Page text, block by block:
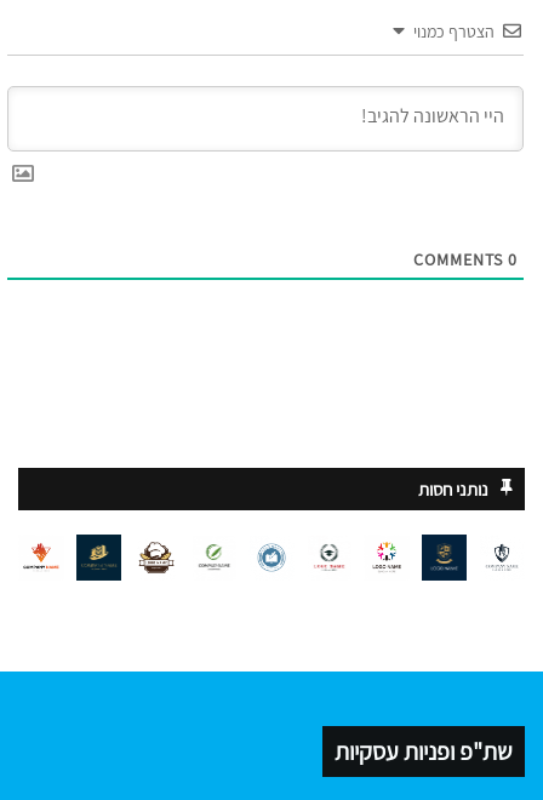
הצטרף כמנוי
0
נותני חסות
שת"פ ופניות עסקיות